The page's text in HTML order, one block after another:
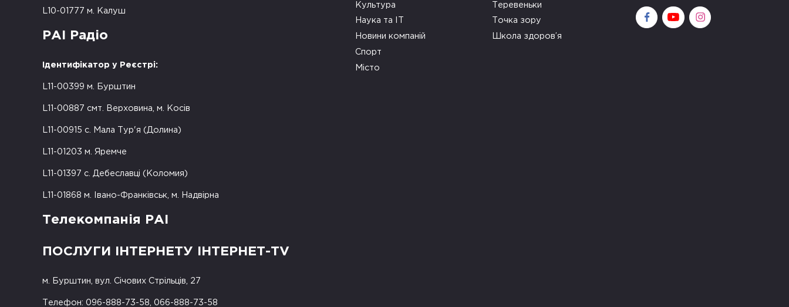
L10-01777 м. Калуш
РАІ Радіо
Ідентифікатор у Реєстрі:
L11-00399 м. Бурштин
L11-00887 смт. Верховина, м. Косів
L11-00915 с. Мала Тур'я (Долина)
L11-01203 м. Яремче
L11-01397 с. Дебеславці (Коломия)
L11-01868 м. Івано-Франківськ, м. Надвірна
Телекомпанія РАІ
ПОСЛУГИ ІНТЕРНЕТУ ІНТЕРНЕТ-TV
м. Бурштин, вул. Січових Стрільців, 27
Телефон: 096-888-73-58, 066-888-73-58
Культура
Наука та ІТ
Новини компаній
Спорт
Місто
Теревеньки
Точка зору
Школа здоров’я